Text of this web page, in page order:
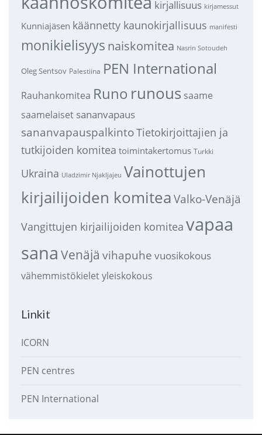
kirjallisuus kirjamessut
Kunniajäsen käännetty kaunokirjallisuus manifesti
monikielisyys naiskomitea Nasrin Sotoudeh
Oleg Sentsov Palestiina PEN International
Rauhankomitea Runo runous saame
saamelaiset sananvapaus
sananvapauspalkintoTietokirjoittajien ja
tutkijoiden komitea toimintakertomus Turkki
Ukraina Uladzimir Njakljajeu Vainottujen
kirjailijoiden komitea Valko-Venäjä
Vangittujen kirjailijoiden komitea vapaa
sana Venäjä vihapuhe vuosikokous
vähemmistökieletyleiskokous
Linkit
ICORN
PEN centres
PEN International